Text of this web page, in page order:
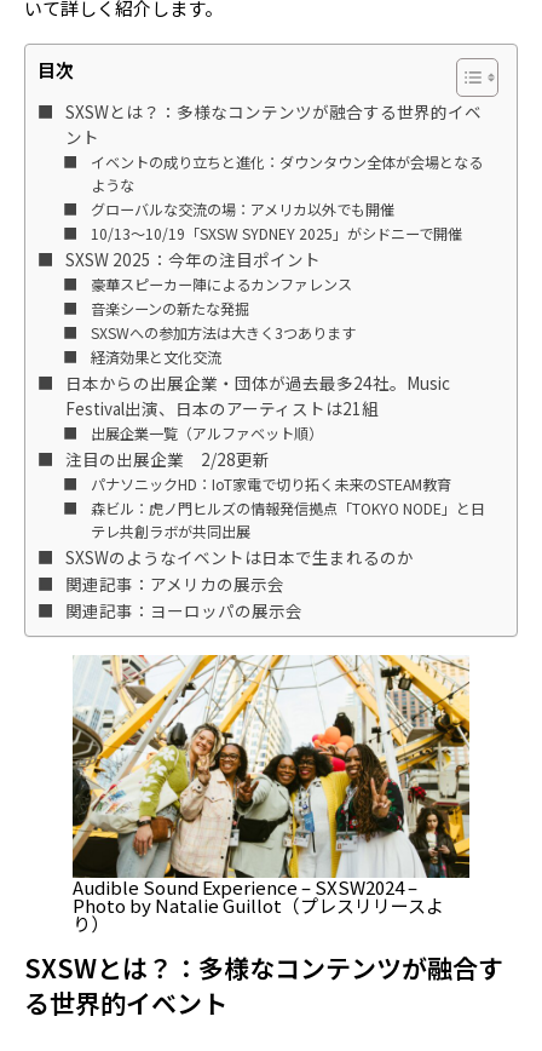
いて詳しく紹介します。
目次
SXSWとは？：多様なコンテンツが融合する世界的イベ
ント
イベントの成り立ちと進化：ダウンタウン全体が会場となる
ような
グローバルな交流の場：アメリカ以外でも開催
10/13～10/19「SXSW SYDNEY 2025」がシドニーで開催
SXSW 2025：今年の注目ポイント
豪華スピーカー陣によるカンファレンス
音楽シーンの新たな発掘
SXSWへの参加方法は大きく3つあります
経済効果と文化交流
日本からの出展企業・団体が過去最多24社。Music
Festival出演、日本のアーティストは21組
出展企業一覧（アルファベット順）
注目の出展企業 2/28更新
パナソニックHD：IoT家電で切り拓く未来のSTEAM教育
森ビル：虎ノ門ヒルズの情報発信拠点「TOKYO NODE」と日
テレ共創ラボが共同出展
SXSWのようなイベントは日本で生まれるのか
関連記事：アメリカの展示会
関連記事：ヨーロッパの展示会
Audible Sound Experience – SXSW2024 –
Photo by Natalie Guillot（プレスリリースよ
り）
SXSWとは？：多様なコンテンツが融合す
る世界的イベント